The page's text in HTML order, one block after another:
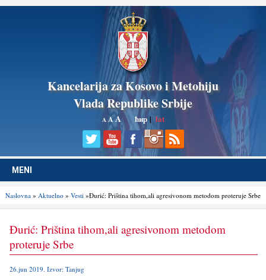
Kancelarija za Kosovo i Metohiju
Vlada Republike Srbije
A AA ћир|lat
MENI
Naslovna» Aktuelno» Vesti»Đurić: Priština tihom,ali agresivonom metodom proteruje Srbe
Đurić: Priština tihom,ali agresivonom metodom
proteruje Srbe
26.jun 2019. Izvor: Tanjug